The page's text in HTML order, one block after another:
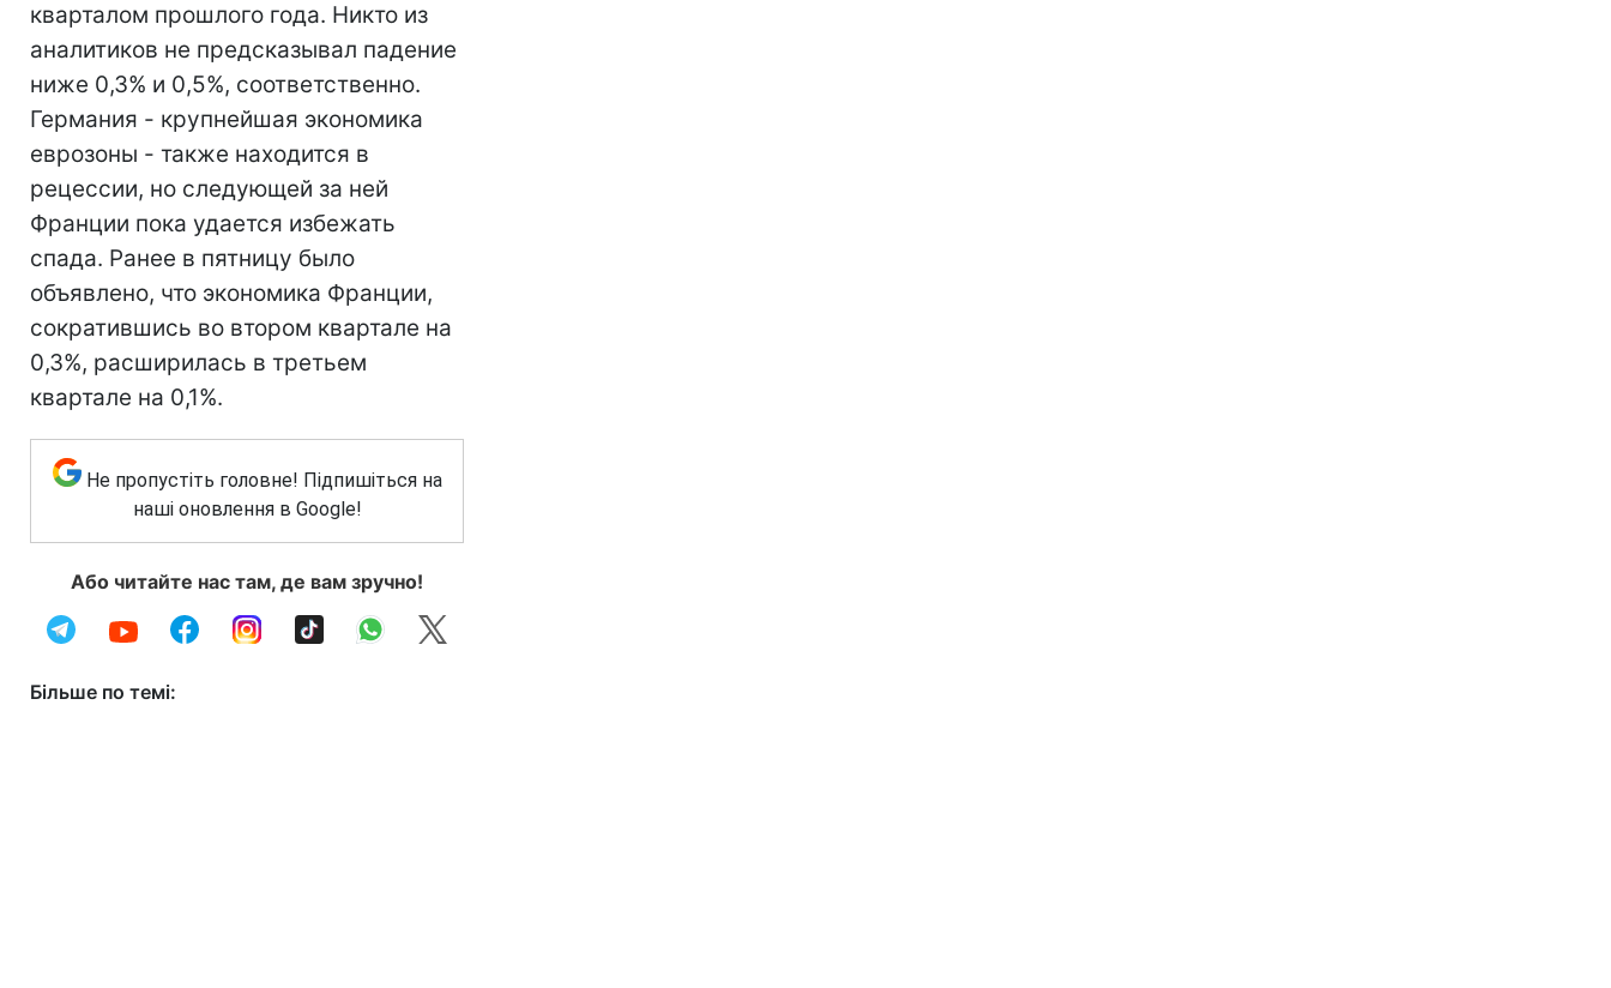
кварталом прошлого года. Никто из
аналитиков не предсказывал падение
ниже 0,3% и 0,5%, соответственно.
Германия - крупнейшая экономика
еврозоны - также находится в
рецессии, но следующей за ней
Франции пока удается избежать
спада. Ранее в пятницу было
объявлено, что экономика Франции,
сократившись во втором квартале на
0,3%, расширилась в третьем
квартале на 0,1%.
Не пропустіть головне! Підпишіться на
наші оновлення в Google!
Або читайте нас там, де вам зручно!
Більше по темі: